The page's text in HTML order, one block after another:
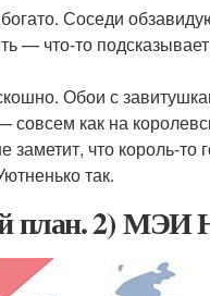
Соседи
— что-то
Обои с
совсем как на
заметит, что король-то
так.
план. 2)